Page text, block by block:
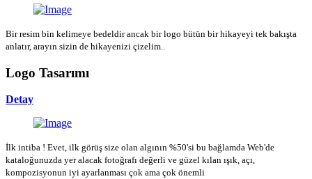
Bir resim bin kelimeye bedeldir ancak bir logo bütün bir hikayeyi tek bakışta
anlatır, arayın sizin de hikayenizi çizelim..
Logo Tasarımı
Detay
İlk intiba ! Evet, ilk görüş size olan algının %50'si bu bağlamda Web'de
kataloğunuzda yer alacak fotoğrafı değerli ve güzel kılan ışık, açı,
kompozisyonun iyi ayarlanması çok ama çok önemli